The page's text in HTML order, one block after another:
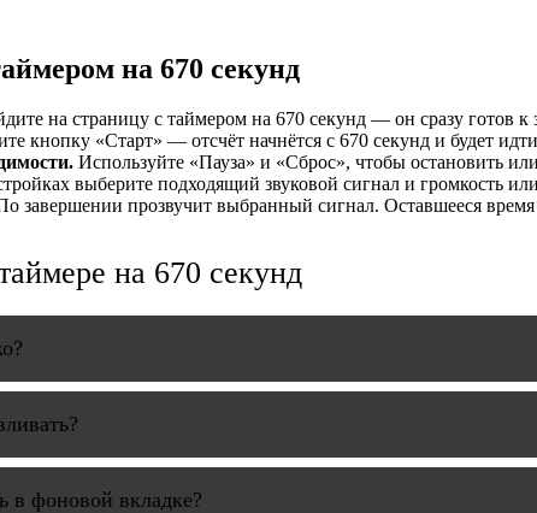
Громкость:
HANDY TIMERS
на 670 секунд
на страницу с таймером на 670 секунд — он сразу готов к
кнопку «Старт» — отсчёт начнётся с 670 секунд и будет
Используйте «Пауза» и «Сброс», чтобы остановить
выберите подходящий звуковой сигнал и громкость
завершении прозвучит выбранный сигнал. Оставшееся
на 670 секунд
в фоновой вкладке?